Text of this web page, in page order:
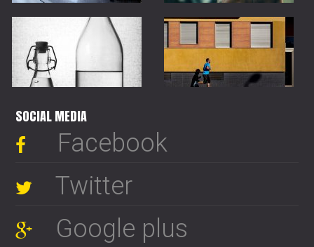
SOCIAL MEDIA
Facebook
Twitter
Google plus